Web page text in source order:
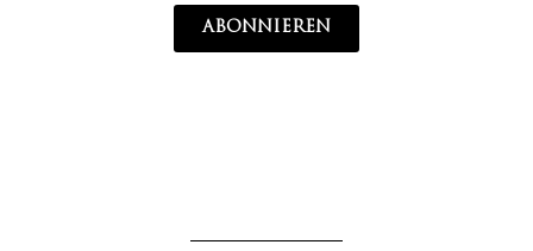
ABONNIEREN